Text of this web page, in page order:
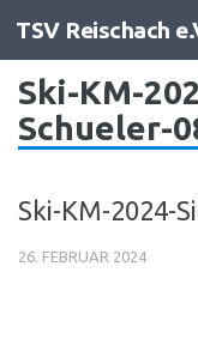
Zum Inhalt
TSV Reischach
Ski-KM-
Schueler-
Ski-KM-2024-
26. FEBRUAR 2024